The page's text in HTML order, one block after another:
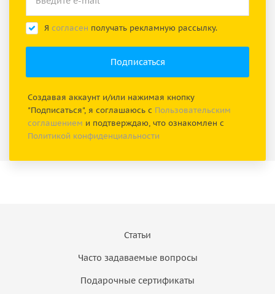
Я согласен получать рекламную рассылку.
Создавая аккаунт и/или нажимая кнопку
"Подписаться", я соглашаюсь с Пользовательским
соглашением и подтверждаю, что ознакомлен с
Политикой конфиденциальности
Статьи
Часто задаваемые вопросы
Подарочные сертификаты